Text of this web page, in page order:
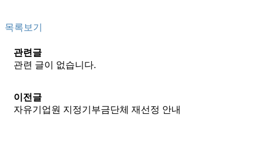
목록보기
관련글
관련 글이 없습니다.
이전글
자유기업원 지정기부금단체 재선정 안내